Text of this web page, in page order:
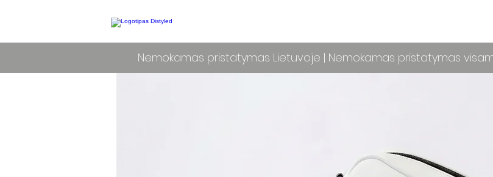
Nemokamas pristatymas Lietuvoje | Nemokamas pristatymas